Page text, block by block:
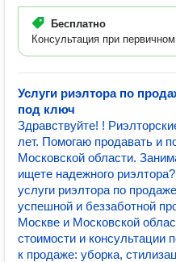
Бесплатно
Консультация при
Услуги риэлтора по
под ключ
Здравствуйте! !
лет. Помогаю продавать и
Московской области.
ищете надежного
услуги риэлтора по
успешной и беззаботной
Москве и Московской
стоимости и консультации
к продаже: уборка,